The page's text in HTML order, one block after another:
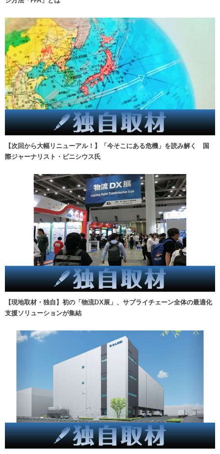
【次回から大幅リニューアル！】「今そこにある危機」を読み解く 国
際ジャーナリスト・ビニシウス氏
【現地取材・独自】初の「物流DX展」、サプライチェーン全体の最適化
支援ソリューションが集結